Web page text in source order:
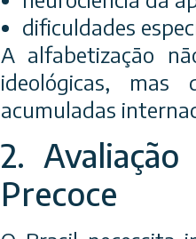
dificuldades
A alfabetização
ideológicas, mas
acumuladas
2.
Precoce